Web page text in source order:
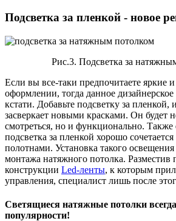
Подсветка за пленкой - новое
Рис.3. Подсветка за
Если вы все-таки предпочитаете яркие
оформлении, тогда данное
кстати. Добавьте подсветку за пленкой,
засверкает новыми красками. Он будет
смотреться, но и функционально. Также
подсветка за пленкой хорошо
полотнами. Установка такого освещения
монтажа натяжного потолка. Разместив
конструкции Led-ленты, к которым
управления, специалист лишь после
Светящиеся натяжные потолки
популярности!